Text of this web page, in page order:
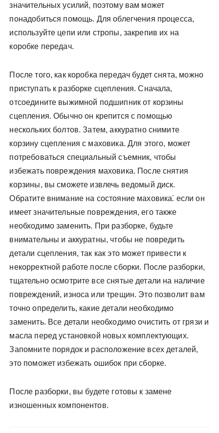
значительных усилий, поэтому вам может
понадобиться помощь. Для облегчения процесса,
используйте цепи или стропы, закрепив их на
коробке передач.
После того, как коробка передач будет снята, можно
приступать к разборке сцепления. Сначала,
отсоедините выжимной подшипник от корзины
сцепления. Обычно он крепится с помощью
нескольких болтов. Затем, аккуратно снимите
корзину сцепления с маховика. Для этого, может
потребоваться специальный съемник, чтобы
избежать повреждения маховика. После снятия
корзины, вы сможете извлечь ведомый диск.
Обратите внимание на состояние маховика⁚ если он
имеет значительные повреждения, его также
необходимо заменить. При разборке, будьте
внимательны и аккуратны, чтобы не повредить
детали сцепления, так как это может привести к
некорректной работе после сборки. После разборки,
тщательно осмотрите все снятые детали на наличие
повреждений, износа или трещин. Это позволит вам
точно определить, какие детали необходимо
заменить. Все детали необходимо очистить от грязи и
масла перед установкой новых комплектующих.
Запомните порядок и расположение всех деталей,
это поможет избежать ошибок при сборке.
После разборки, вы будете готовы к замене
изношенных компонентов.